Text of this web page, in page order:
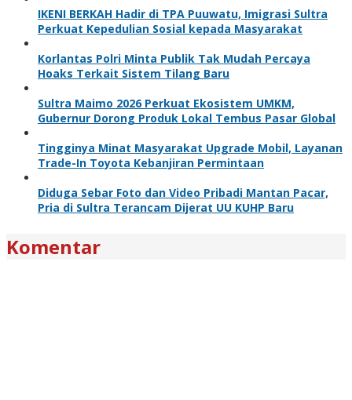
IKENI BERKAH Hadir di TPA Puuwatu, Imigrasi Sultra
Perkuat Kepedulian Sosial kepada Masyarakat
Korlantas Polri Minta Publik Tak Mudah Percaya
Hoaks Terkait Sistem Tilang Baru
Sultra Maimo 2026 Perkuat Ekosistem UMKM,
Gubernur Dorong Produk Lokal Tembus Pasar Global
Tingginya Minat Masyarakat Upgrade Mobil, Layanan
Trade-In Toyota Kebanjiran Permintaan
Diduga Sebar Foto dan Video Pribadi Mantan Pacar,
Pria di Sultra Terancam Dijerat UU KUHP Baru
Komentar